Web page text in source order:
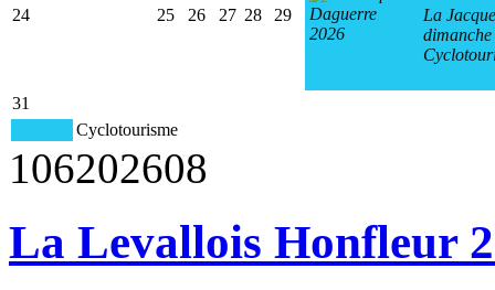
24 25 26 27 28 29
La
31
Cyclotourisme
106202608
La Levallois Honfleur